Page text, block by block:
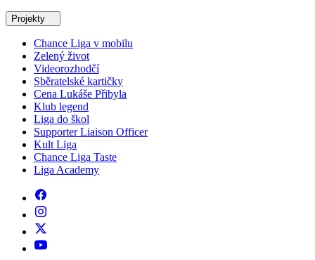
Projekty
Chance Liga v mobilu
Zelený život
Videorozhodčí
Sběratelské kartičky
Cena Lukáše Přibyla
Klub legend
Liga do škol
Supporter Liaison Officer
Kult Liga
Chance Liga Taste
Liga Academy